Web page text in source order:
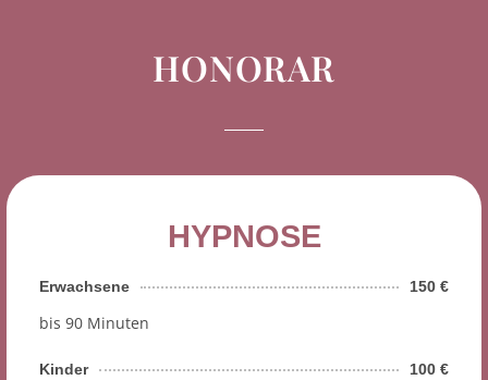
HONORAR
HYPNOSE
Erwachsene 150 €
bis 90 Minuten
Kinder 100 €